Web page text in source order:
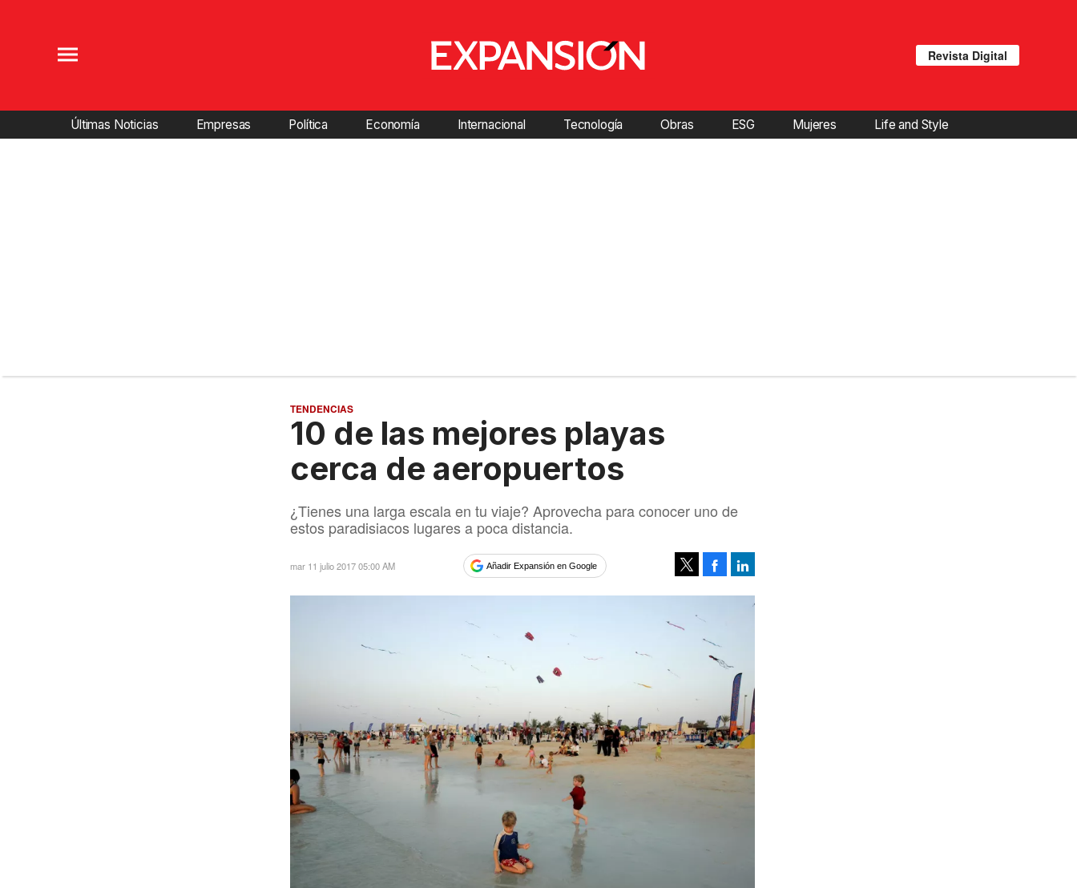
Revista Digital
Últimas Noticias Empresas Política Economía Internacional Tecnología Obras ESG Mujeres Life and Style
TENDENCIAS
10 de las mejores playas
cerca de aeropuertos
¿Tienes una larga escala en tu viaje? Aprovecha para conocer uno de
estos paradisiacos lugares a poca distancia.
mar 11 julio 2017 05:00 AM Añadir Expansión en Google Facebook